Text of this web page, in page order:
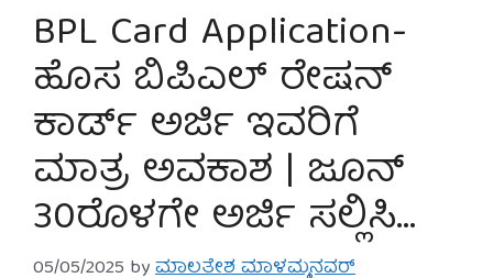
BPL Card Application-
ಹೊಸ ಬಿಪಿಎಲ್ ರೇಷನ್
ಕಾರ್ಡ್ ಅರ್ಜಿ ಇವರಿಗೆ
ಮಾತ್ರ ಅವಕಾಶ | ಜೂನ್
30ರೊಳಗೇ ಅರ್ಜಿ ಸಲ್ಲಿಸಿ…
05/05/2025 byಮಾಲತೇಶ ಮಾಳಮ್ಮನವರ್